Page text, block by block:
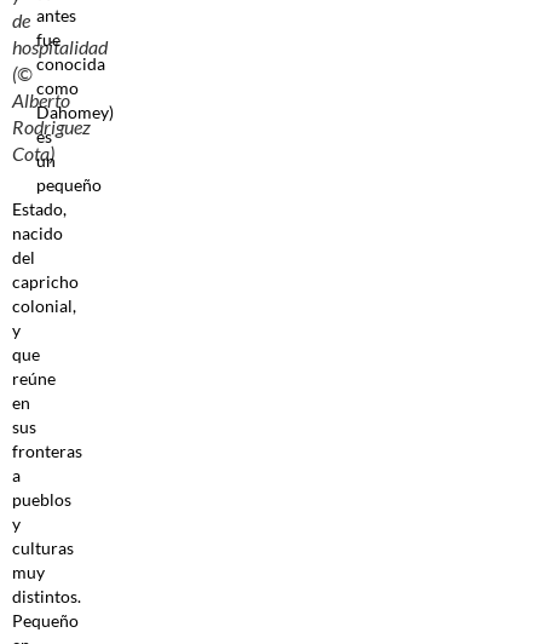
de
hospitalidad
(©
Alberto
Rodriguez
Cota)
antes
fue
conocida
como
Dahomey)
es
un
pequeño
Estado,
nacido
del
capricho
colonial,
y
que
reúne
en
sus
fronteras
a
pueblos
y
culturas
muy
distintos.
Pequeño